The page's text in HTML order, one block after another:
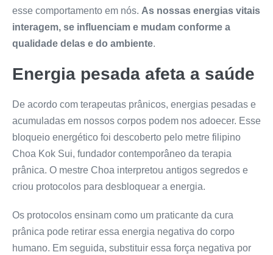
esse comportamento em nós. As nossas energias vitais
interagem, se influenciam e mudam conforme a
qualidade delas e do ambiente.
Energia pesada afeta a saúde
De acordo com terapeutas prânicos, energias pesadas e
acumuladas em nossos corpos podem nos adoecer. Esse
bloqueio energético foi descoberto pelo metre filipino
Choa Kok Sui, fundador contemporâneo da terapia
prânica. O mestre Choa interpretou antigos segredos e
criou protocolos para desbloquear a energia.
Os protocolos ensinam como um praticante da cura
prânica pode retirar essa energia negativa do corpo
humano. Em seguida, substituir essa força negativa por